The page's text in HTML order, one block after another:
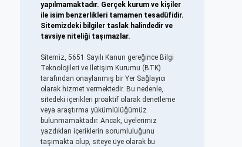
yapılmamaktadır. Gerçek kurum ve kişiler
ile isim benzerlikleri tamamen tesadüfidir.
Sitemizdeki bilgiler taslak halindedir ve
tavsiye niteliği taşımazlar.
Sitemiz, 5651 Sayılı Kanun gereğince Bilgi
Teknolojileri ve İletişim Kurumu (BTK)
tarafından onaylanmış bir Yer Sağlayıcı
olarak hizmet vermektedir. Bu nedenle,
sitedeki içerikleri proaktif olarak denetleme
veya araştırma yükümlülüğümüz
bulunmamaktadır. Ancak, üyelerimiz
yazdıkları içeriklerin sorumluluğunu
taşımakta olup, siteye üye olarak bu